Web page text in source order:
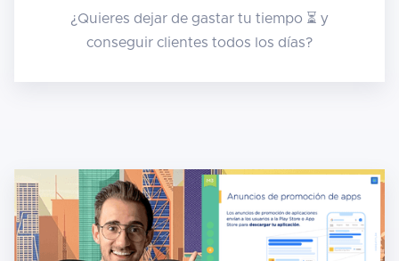
¿Quieres dejar de gastar tu tiempo ⏳ y
conseguir clientes todos los días?